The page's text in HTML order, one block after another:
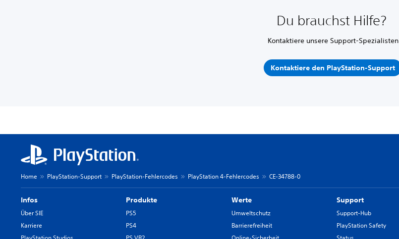
Du brauchst Hilfe?
Kontaktiere unsere Support-Spezialisten
Kontaktiere den PlayStation-Support
Home PlayStation-Support PlayStation-Fehlercodes PlayStation 4-Fehlercodes CE-34788-0
Infos
Über SIE
Karriere
Produkte
PS5
PS4
Werte
Umweltschutz
Barrierefreiheit
Support
Support-Hub
PlayStation Safety